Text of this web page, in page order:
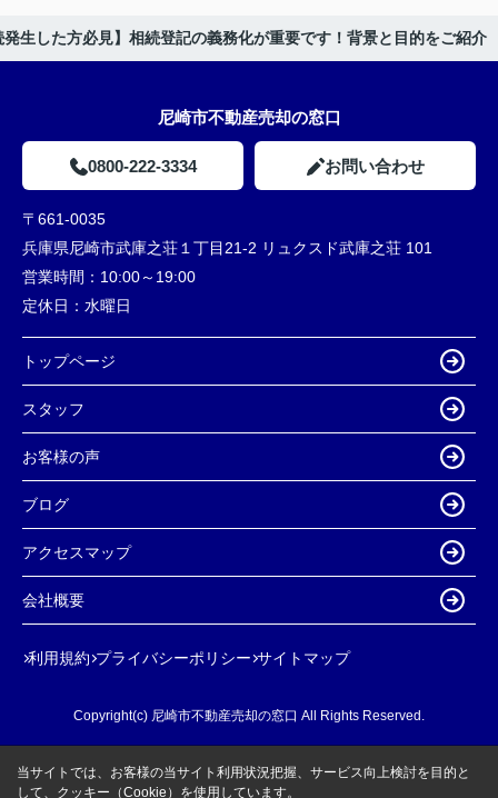
生した方必見】相続登記の義務化が重要です！背景と目的をご紹介
尼崎市不動産売却の窓口
0800-222-3334 お問い合わせ
〒661-0035
兵庫県尼崎市武庫之荘１丁目21-2 リュクスド武庫之荘 101
営業時間： 10:00～19:00
定休日： 水曜日
トップページ
スタッフ
お客様の声
ブログ
アクセスマップ
会社概要
利用規約 プライバシーポリシー サイトマップ
Copyright(c) 尼崎市不動産売却の窓口 All Rights Reserved.
当サイトでは、お客様の当サイト利用状況把握、サービス向上検討を目的と
して、クッキー（Cookie）を使用しています。